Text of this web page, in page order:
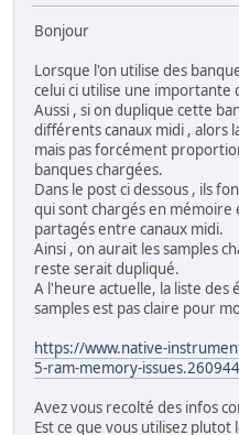
Bonjour
Lorsque l'on utilise des
celui ci utilise une importante
Aussi , si on duplique cette
différents canaux midi , alors
mais pas forcément
banques chargées.
Dans le post ci dessous , ils
qui sont chargés en mémoire
partagés entre canaux midi.
Ainsi , on aurait les samples
reste serait dupliqué.
A l'heure actuelle, la liste des
samples est pas claire pour
https://www.native-
5-ram-memory-
Avez vous recolté des infos
Est ce que vous utilisez plutot